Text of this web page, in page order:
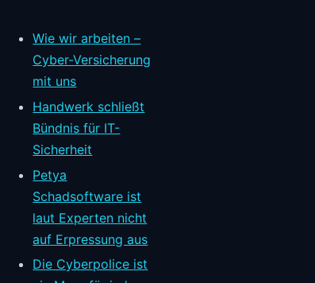
Wie wir arbeiten –
Cyber-Versicherung
mit uns
Handwerk schließt
Bündnis für IT-
Sicherheit
Petya
Schadsoftware ist
laut Experten nicht
auf Erpressung aus
Die Cyberpolice ist